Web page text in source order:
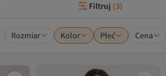
Filtruj (3)
Rozmiar Kolor Płeć Cena